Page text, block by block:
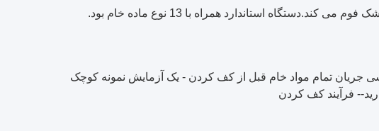
استاندارد همراه با 13 نوع ماده خام بود.
جریان تمام مواد خام قبل از کف کردن - یک آزمایش نمونه کوچک
فرآیند کف کردن